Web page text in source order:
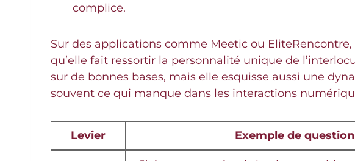
complice.
Sur des applications comme Meetic ou
qu’elle fait ressortir la personnalité unique de
sur de bonnes bases, mais elle esquisse aussi une
souvent ce qui manque dans les interactions
Levier Exemple de question